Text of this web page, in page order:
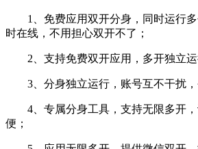
1、免费应用双开分身，同时运行多
时在线，不用担心双开不了；
2、支持免费双开应用，多开独立运
3、分身独立运行，账号互不干扰，
4、专属分身工具，支持无限多开，
便；